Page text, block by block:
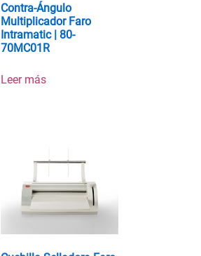
Contra-Ángulo
Multiplicador Faro
Intramatic | 80-
70MC01R
Leer más